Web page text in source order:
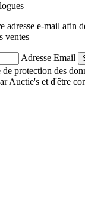
adresse e-mail afin
ventes
Adresse Email
protection des
Auctie's et d'être